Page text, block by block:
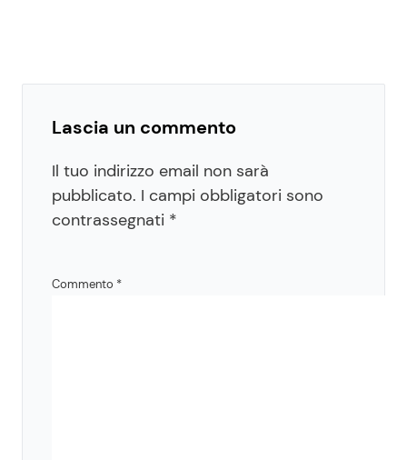
Lascia un commento
Il tuo indirizzo email non sarà
pubblicato. I campi obbligatori sono
contrassegnati *
Commento *